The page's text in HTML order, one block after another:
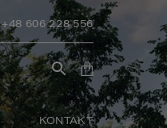
+48 606 228 556
KONTAKT